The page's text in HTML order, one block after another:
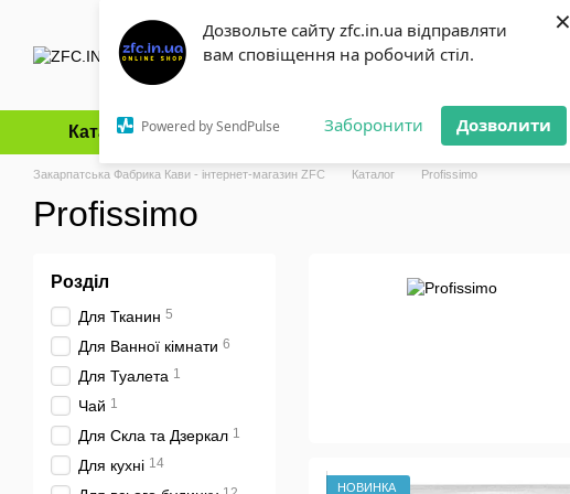
Дозвольте сайту zfc.in.ua відправляти
вам сповіщення на робочий стіл.
Powered by SendPulse Заборонити Дозволити
×
Перейти до основного контенту
Каталог Оплата і доставка Обмін та повернення Блог
Закарпатська Фабрика Кави - інтернет-магазин ZFC Каталог Profissimo
Profissimo
НОВИНКА
Розділ
Для Тканин 5
Для Ванної кімнати 6
Для Туалета 1
Чай 1
Для Скла та Дзеркал 1
Для кухні 14